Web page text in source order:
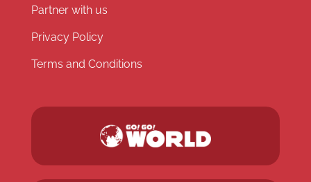
Partner with us
Privacy Policy
Terms and Conditions